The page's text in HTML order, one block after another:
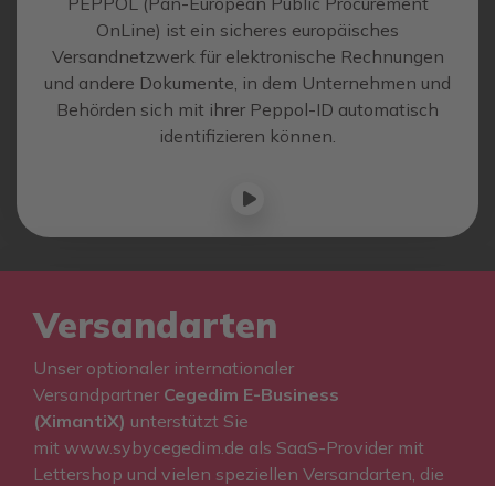
OnLine) ist ein sicheres europäisches
Versandnetzwerk für elektronische Rechnungen
und andere Dokumente, in dem Unternehmen und
Behörden sich mit ihrer Peppol-ID automatisch
identifizieren können.
Versandarten
Unser optionaler internationaler
Versandpartner Cegedim E-Business
(XimantiX) unterstützt Sie
mit www.sybycegedim.de als SaaS-Provider mit
Lettershop und vielen speziellen Versandarten, die